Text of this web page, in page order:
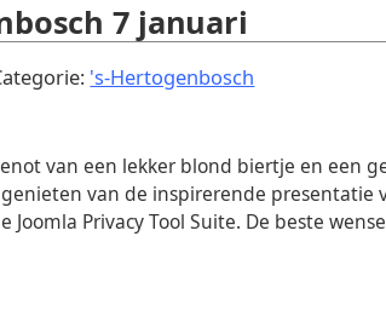
's-Hertogenbosch
7 januari
van een lekker blond biertje en een
genieten van de inspirerende presentatie
Privacy Tool Suite. De beste